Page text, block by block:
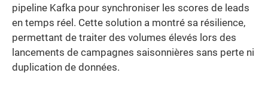
pipeline Kafka pour synchroniser les scores de leads
en temps réel. Cette solution a montré sa résilience,
permettant de traiter des volumes élevés lors des
lancements de campagnes saisonnières sans perte ni
duplication de données.